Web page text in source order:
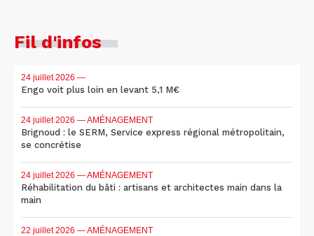
Fil d'infos
24 juillet 2026 —
Engo voit plus loin en levant 5,1 M€
24 juillet 2026 — AMÉNAGEMENT
Brignoud : le SERM, Service express régional métropolitain,
se concrétise
24 juillet 2026 — AMÉNAGEMENT
Réhabilitation du bâti : artisans et architectes main dans la
main
22 juillet 2026 — AMÉNAGEMENT